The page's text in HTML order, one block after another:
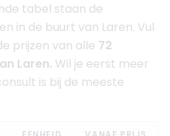
tabel staan de
in de buurt van Laren. Vul
prijzen van alle 72
Laren. Wil je eerst meer
is bij de meeste